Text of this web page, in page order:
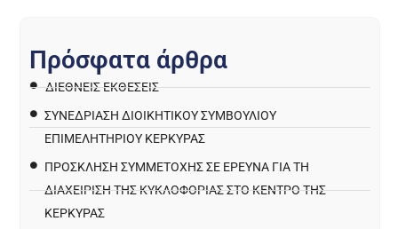
Πρόσφατα άρθρα
ΔΙΕΘΝΕΙΣ ΕΚΘΕΣΕΙΣ
ΣΥΝΕΔΡΙΑΣΗ ΔΙΟΙΚΗΤΙΚΟΥ ΣΥΜΒΟΥΛΙΟΥ
ΕΠΙΜΕΛΗΤΗΡΙΟΥ ΚΕΡΚΥΡΑΣ
ΠΡΌΣΚΛΗΣΗ ΣΥΜΜΕΤΟΧΉΣ ΣΕ ΈΡΕΥΝΑ ΓΙΑ ΤΗ
ΔΙΑΧΕΊΡΙΣΗ ΤΗΣ ΚΥΚΛΟΦΟΡΊΑΣ ΣΤΟ ΚΈΝΤΡΟ ΤΗΣ
ΚΈΡΚΥΡΑΣ